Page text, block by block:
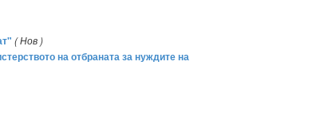
( Нов )
на отбраната за нуждите на